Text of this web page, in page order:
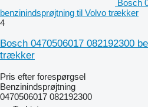
Bosch
benzinindsprøjtning til Volvo trækker
4
Bosch 0470506017 082192300
trækker
Pris efter forespørgsel
Benzinindsprøjtning
0470506017 082192300